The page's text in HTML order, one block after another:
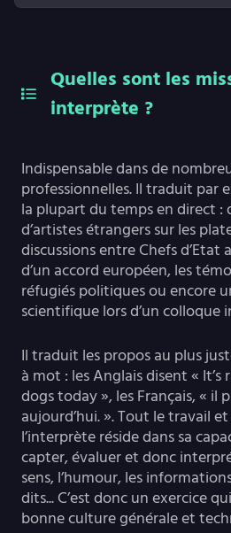
Quelles sont les
interprète ?
Indispensable dans de
professionnelles. Il traduit par
la plupart du temps en direct :
d’artistes étrangers sur les
discussions entre Chefs
d’un accord européen, les
réfugiés politiques ou encore
scientifique lors d’un colloque
Il traduit les propos au plus
à mot : les Anglais disent « It’s
dogs today », les Français, « il
aujourd’hui. ». Tout le travail
l’interprète réside dans sa
capter, évaluer et donc
sens, l’humour, les
dits... C’est donc un exercice
bonne culture générale et